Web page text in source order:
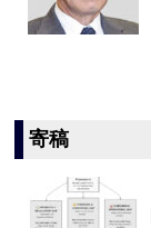
寄稿